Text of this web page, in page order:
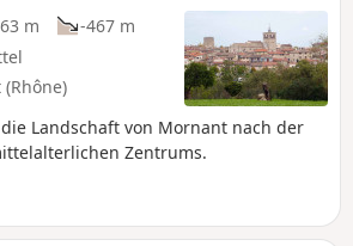
de-Gier mit Mornant
Bau jedoch durch
wurde. Diese
Abkürzung auf 23 km
verkürzt
Informationen).
m
-467 m
Landschaft von Mornant nach der
Zentrums.